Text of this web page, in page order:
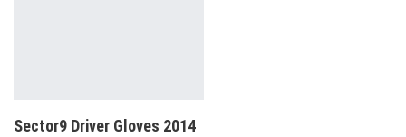
Sector9 Driver Gloves 2014